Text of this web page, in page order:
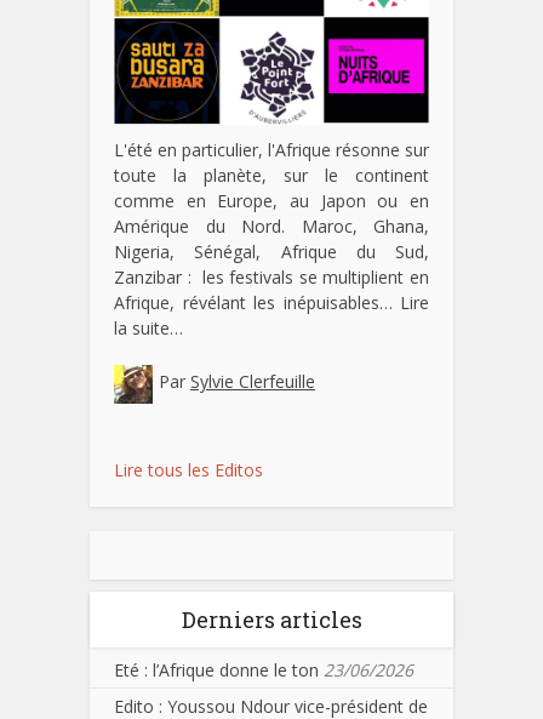
L'été en particulier, l'Afrique résonne sur
toute la planète, sur le continent
comme en Europe, au Japon ou en
Amérique du Nord. Maroc, Ghana,
Nigeria, Sénégal, Afrique du Sud,
Zanzibar : les festivals se multiplient en
Afrique, révélant les inépuisables… Lire
la suite…
Par Sylvie Clerfeuille
Lire tous les Editos
Derniers articles
Eté : l’Afrique donne le ton 23/06/2026
Edito : Youssou Ndour vice-président de